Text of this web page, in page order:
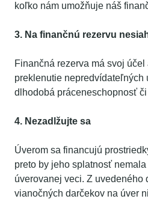
koľko nám umožňuje náš
3. Na finančnú rezervu
Finančná rezerva má svoj
preklenutie nepredvídateľných
dlhodobá práceneschopnosť
4. Nezadlžujte sa
Úverom sa financujú
preto by jeho splatnosť
úverovanej veci. Z uvedeného
vianočných darčekov na úver